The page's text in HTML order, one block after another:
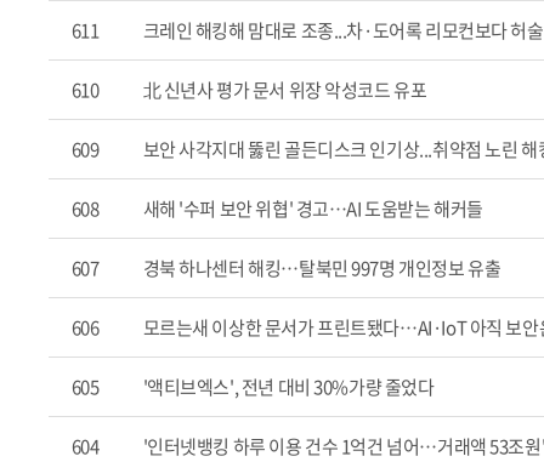
611 크레인 해킹해 맘대로 조종...차·도어록 리모컨보다 허술
610 北 신년사 평가 문서 위장 악성코드 유포
609 보안 사각지대 뚫린 골든디스크 인기상...취약점 노린
608 새해 '수퍼 보안 위협' 경고…AI 도움받는 해커들
607 경북 하나센터 해킹…탈북민 997명 개인정보 유출
606 모르는새 이상한 문서가 프린트됐다…AI·IoT 아직 보
605 '액티브엑스', 전년 대비 30%가량 줄었다
604 '인터넷뱅킹 하루 이용 건수 1억건 넘어…거래액 53조